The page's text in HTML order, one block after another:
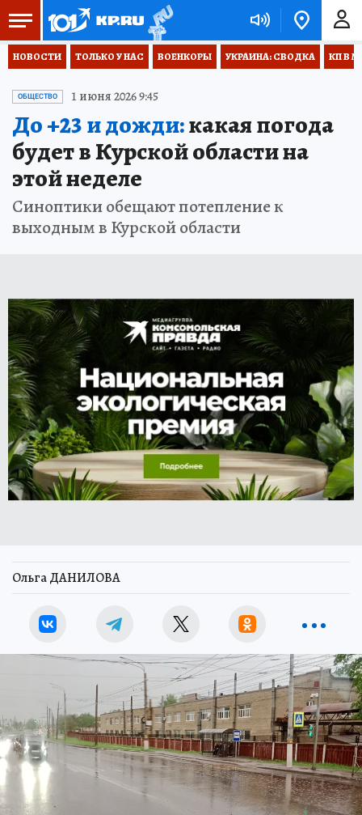
НОВОСТИ ТОЛЬКО У НАС ВОЕНКОРЫ УКРАИНА: СВОДКА КП В
ОБЩЕСТВО 1 июня 2026 9:45
До +23 и дожди:какая погода
будет в Курской области на
этой неделе
Синоптики обещают потепление к
выходным в Курской области
Ольга ДАНИЛОВА